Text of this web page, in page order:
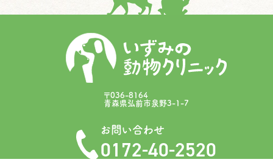
〒036-8164
青森県弘前市泉野3-1-7
お問い合わせ
0172-40-2520